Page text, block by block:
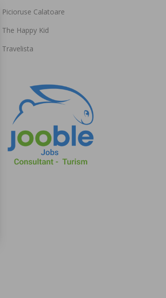
Picioruse Calatoare
The Happy Kid
Travelista